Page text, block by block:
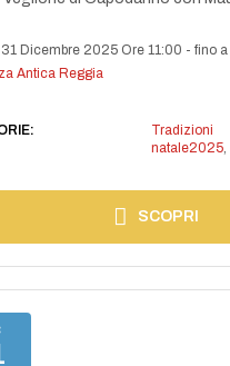
Dicembre 2025 Ore 11:00 -fino
Antica Reggia
Tradizioni
natale2025,
SCOPRI